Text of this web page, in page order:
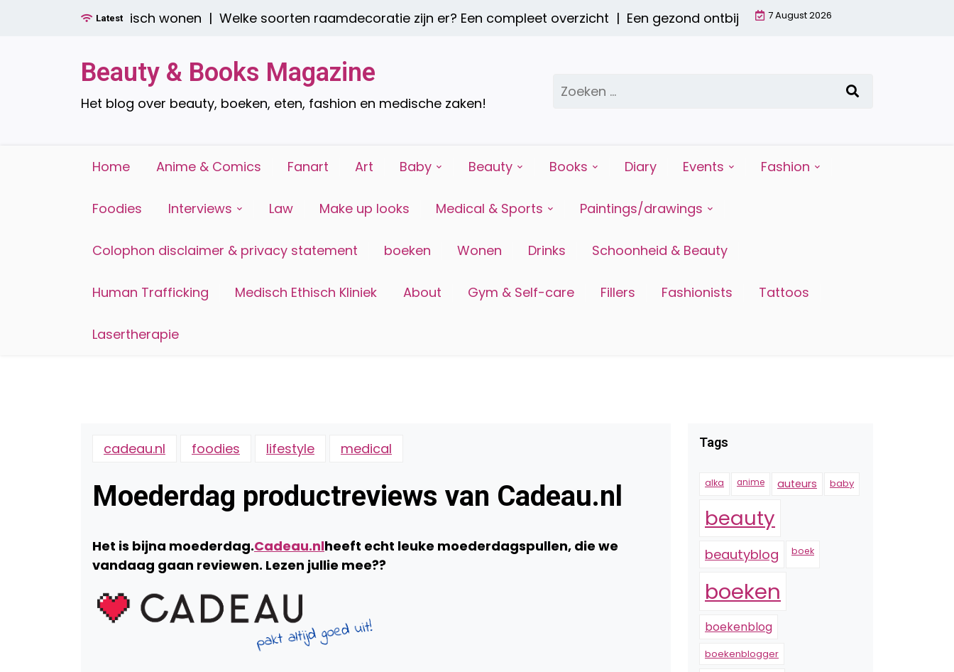
Latest
én praktisch wonen |Welke soorten raamdecoratie zijn er? Een compleet overzicht |Een gezond ontbijt met een smoothie: waarom het de
7 August 2026
Beauty & Books Magazine
Het blog over beauty, boeken, eten, fashion en medische zaken!
Zoeken
naar:
Home Anime & Comics Fanart Art Baby Beauty Books Diary Events Fashion
Foodies Interviews Law Make up looks Medical & Sports Paintings/drawings
Colophon disclaimer & privacy statement boeken Wonen Drinks Schoonheid & Beauty
Human Trafficking Medisch Ethisch Kliniek About Gym & Self-care Fillers Fashionists Tattoos
Lasertherapie
cadeau.nl foodies lifestyle medical
Moederdag productreviews van Cadeau.nl
Het is bijna moederdag.Cadeau.nlheeft echt leuke moederdagspullen, die we
vandaag gaan reviewen. Lezen jullie mee??
Tags
alka anime auteurs baby
beauty
beautyblog boek
boeken
boekenblog
boekenblogger